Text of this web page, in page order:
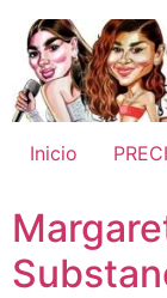
contenido
Inicio